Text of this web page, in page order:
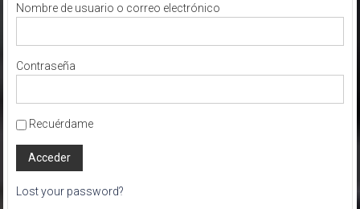
Nombre de usuario o correo electrónico
Contraseña
Recuérdame
Lost your password?